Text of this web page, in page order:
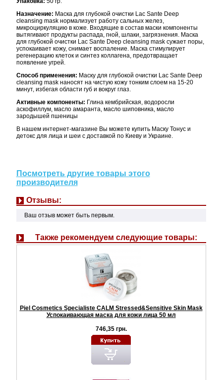
Назначение: Маска для глубокой очистки Lac Sante Deep
cleansing mask нормализует работу сальных желез,
микроциркуляцию в коже. Входящие в состав маски компоненты
вытягивают продукты распада, гной, шлаки, загрязнения. Маска
для глубокой очистки Lac Sante Deep cleansing mask сужает поры,
успокаивает кожу, снимает воспаление. Маска стимулирует
регенерацию клеток и синтез коллагена, предотвращает
появление угрей.
Способ применения: Маску для глубокой очистки Lac Sante Deep
cleansing mask наносят на чистую кожу тонким слоем на 15-20
минут, избегая области губ и вокруг глаз.
Активные компоненты: Глина кембрийская, водоросли
аскофиллум, масло амаранта, масло шиповника, масло
зародышей пшеницы
В нашем интернет-магазине Вы можете купить Маску Тонус и
детокс для лица и шеи с доставкой по Киеву и Украине.
Посмотреть другие товары этого
производителя
Отзывы:
Ваш отзыв может быть первым.
Также рекомендуем следующие товары:
Piel Cosmetics Specialiste CALM Stressed&Sensitive Skin Mask
Успокаивающая маска для кожи лица 50 мл
746,35 грн.